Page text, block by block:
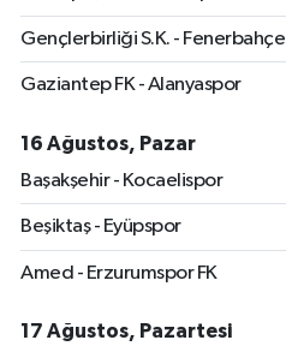
Gençlerbirliği S.K. - Fenerbahçe
Gaziantep FK - Alanyaspor
16 Ağustos, Pazar
Başakşehir - Kocaelispor
Beşiktaş - Eyüpspor
Amed - Erzurumspor FK
17 Ağustos, Pazartesi